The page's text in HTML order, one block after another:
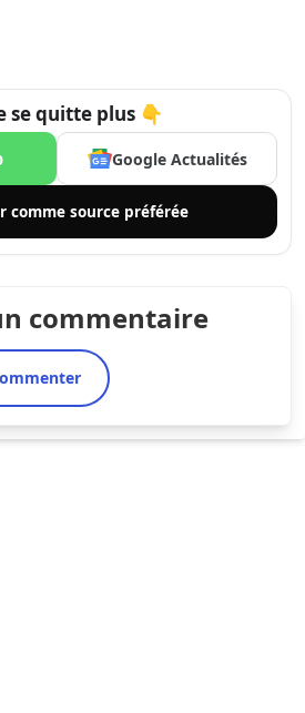
se quitte plus 👇
Google Actualités
comme source préférée
commentaire